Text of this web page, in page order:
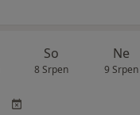
So
8 Srpen
Ne
9 Srpen